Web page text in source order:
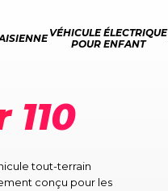
VÉHICULE ÉLECTRIQUE
POUR ENFANT
tout-terrain
conçu pour les